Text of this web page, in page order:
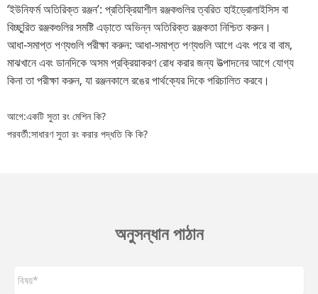
‘ইউনিফর্ম অতিরিক্ত রঞ্জন’: প্রতিক্রিয়াশীল রঞ্জকগুলির ত্বরিত হাইড্রোলাইসিস বা
বিচ্ছুরিত রঞ্জকগুলির সমষ্টি এড়াতে অভিন্ন অতিরিক্ত রঞ্জকতা নিশ্চিত করুন।
আধা-সমাপ্ত পণ্যগুলি পরীক্ষা করুন: আধা-সমাপ্ত পণ্যগুলি আগে এবং পরে বা বাম,
মাঝখানে এবং ডানদিকে অসম প্রক্রিয়াকরণ রোধ করার জন্য উত্পাদনের আগে যোগ্য
কিনা তা পরীক্ষা করুন, যা রঞ্জনকালে রঙের পার্থক্যের দিকে পরিচালিত করবে।
আগে:একটি সুতা রং মেশিন কি?
পরবর্তী:সাধারণ সুতা রং করার পদ্ধতি কি কি?
অনুসন্ধান পাঠান